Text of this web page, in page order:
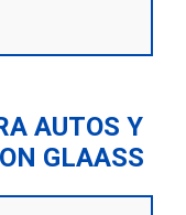
AUTOS Y
GLAASS